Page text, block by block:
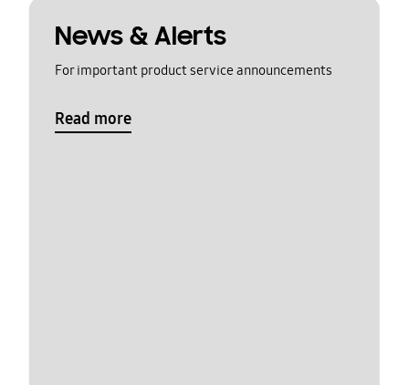
News & Alerts
For important product service announcements
Read more